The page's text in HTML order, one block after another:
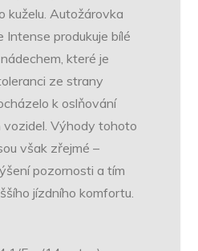
kuželu. Autožárovka
Intense produkuje bílé
které je
ze strany
k oslňování
vozidel. Výhody tohoto
však zřejmé –
pozornosti a tím
jízdního komfortu.